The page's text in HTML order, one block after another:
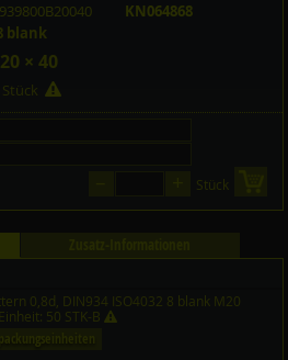
KN064868
blank
× 40
Stück
Stück
Menge
0,8d, DIN934 ISO4032 8 blank M20
50 STK-B